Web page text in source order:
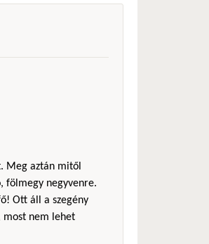
Meg aztán mitől
fölmegy negyvenre.
Ott áll a szegény
most nem lehet